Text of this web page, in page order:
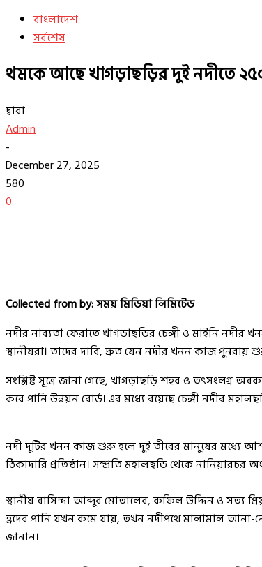
বাংলাদেশ
সর্বশেষ
থমকে আছে খাগড়াছড়ির দুই নদীতে
দ্বারা
Admin
-
December 27, 2025
580
0
Collected from by: সময় মিডিয়া লিমিটেড
নদীর নাব্যতা ফেরাতে খাগড়াছড়ির চেঙ্গী ও মাইনি
স্থানীয়রা। তাদের দাবি, দ্রুত যেন নদীর খনন কাজ পুনরায়
সংশ্লিষ্ট সূত্রে জানা গেছে, খাগড়াছড়ি শহর ও তৎসংলগ্ন
করে পানি উন্নয়ন বোর্ড। এর মধ্যে রয়েছে চেঙ্গী নদীর
নদী দুটির খনন কাজ শুরু হলে দুই তীরের মানুষের মধ্যে
ঠিকাদারি প্রতিষ্ঠান। সম্প্রতি মহালছড়ি থেকে
স্থানীয় বাসিন্দা আব্দুর মোতালেব, কফিল উদ্দিন ও সত্য
হ্রদের পানি যখন কমে যায়, তখন নদীপথে মালামাল
জানান।